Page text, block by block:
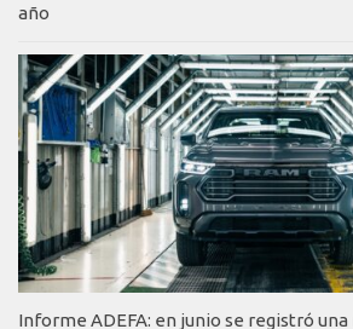
año
Informe ADEFA: en junio se registró una